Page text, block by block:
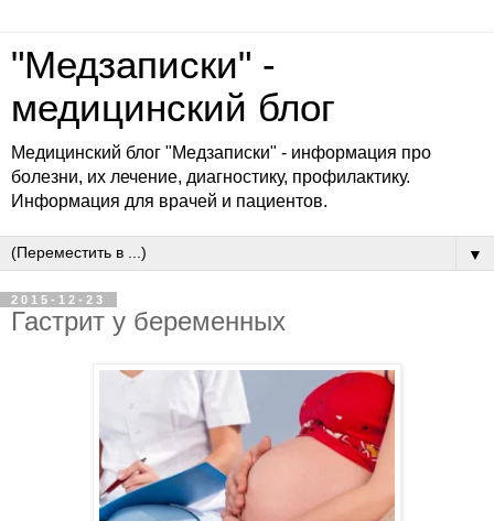
"Медзаписки" -
медицинский блог
Медицинский блог "Медзаписки" - информация про
болезни, их лечение, диагностику, профилактику.
Информация для врачей и пациентов.
▼
2015-12-23
Гастрит у беременных